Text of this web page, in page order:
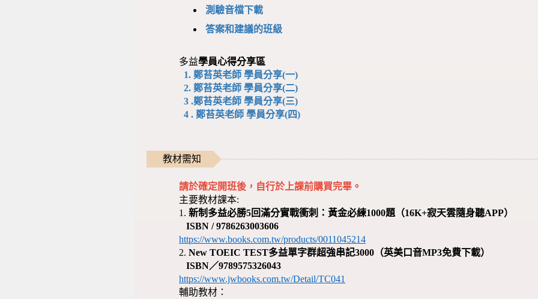
測驗音檔下載
答案和建議的班級
多益學員心得分享區
1.鄭苔英老師 學員分享(一)
2.鄭苔英老師 學員分享(二)
3 .鄭苔英老師 學員分享(三)
4 . 鄭苔英老師 學員分享(四)
教材需知
請於確定開班後，自行於上課前購買完畢。
主要教材課本:
1.新制多益必勝5回滿分實戰衝刺：黃金必練1000題（16K+寂天雲隨身聽APP）
ISBN / 9786263003606
https://www.books.com.tw/products/0011045214
2.New TOEIC TEST多益單字群超強串記3000（英美口音MP3免費下載）
ISBN／9789575326043
https://www.jwbooks.com.tw/Detail/TC041
輔助教材：